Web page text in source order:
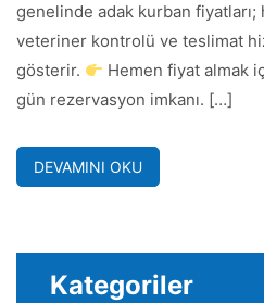
genelinde adak kurban fiyatları;
veteriner kontrolü ve teslimat
gösterir.
Hemen fiyat almak
gün rezervasyon imkanı. […]
DEVAMINI OKU
Kategoriler